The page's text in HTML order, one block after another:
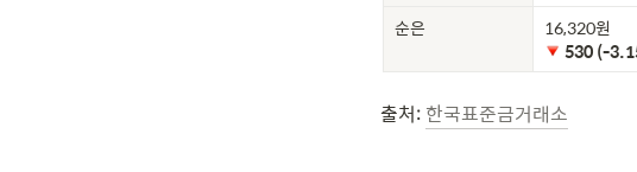
순은
530 (-
출처: 한국표준금거래소